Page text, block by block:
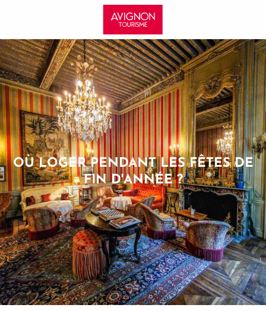
principal
OÙ LOGER PENDANT LES FÊTES DE
FIN D'ANNÉE ?